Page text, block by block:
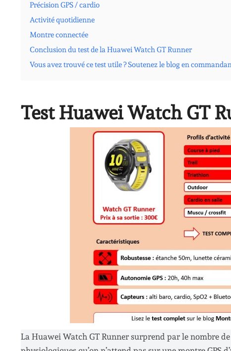
Précision GPS / cardio
Activité quotidienne
Montre connectée
Conclusion du test de la Huawei Watch GT Runner
Vous avez trouvé ce test utile ? Soutenez le blog en
Test Huawei Watch GT
La Huawei Watch GT Runner surprend par le nombre